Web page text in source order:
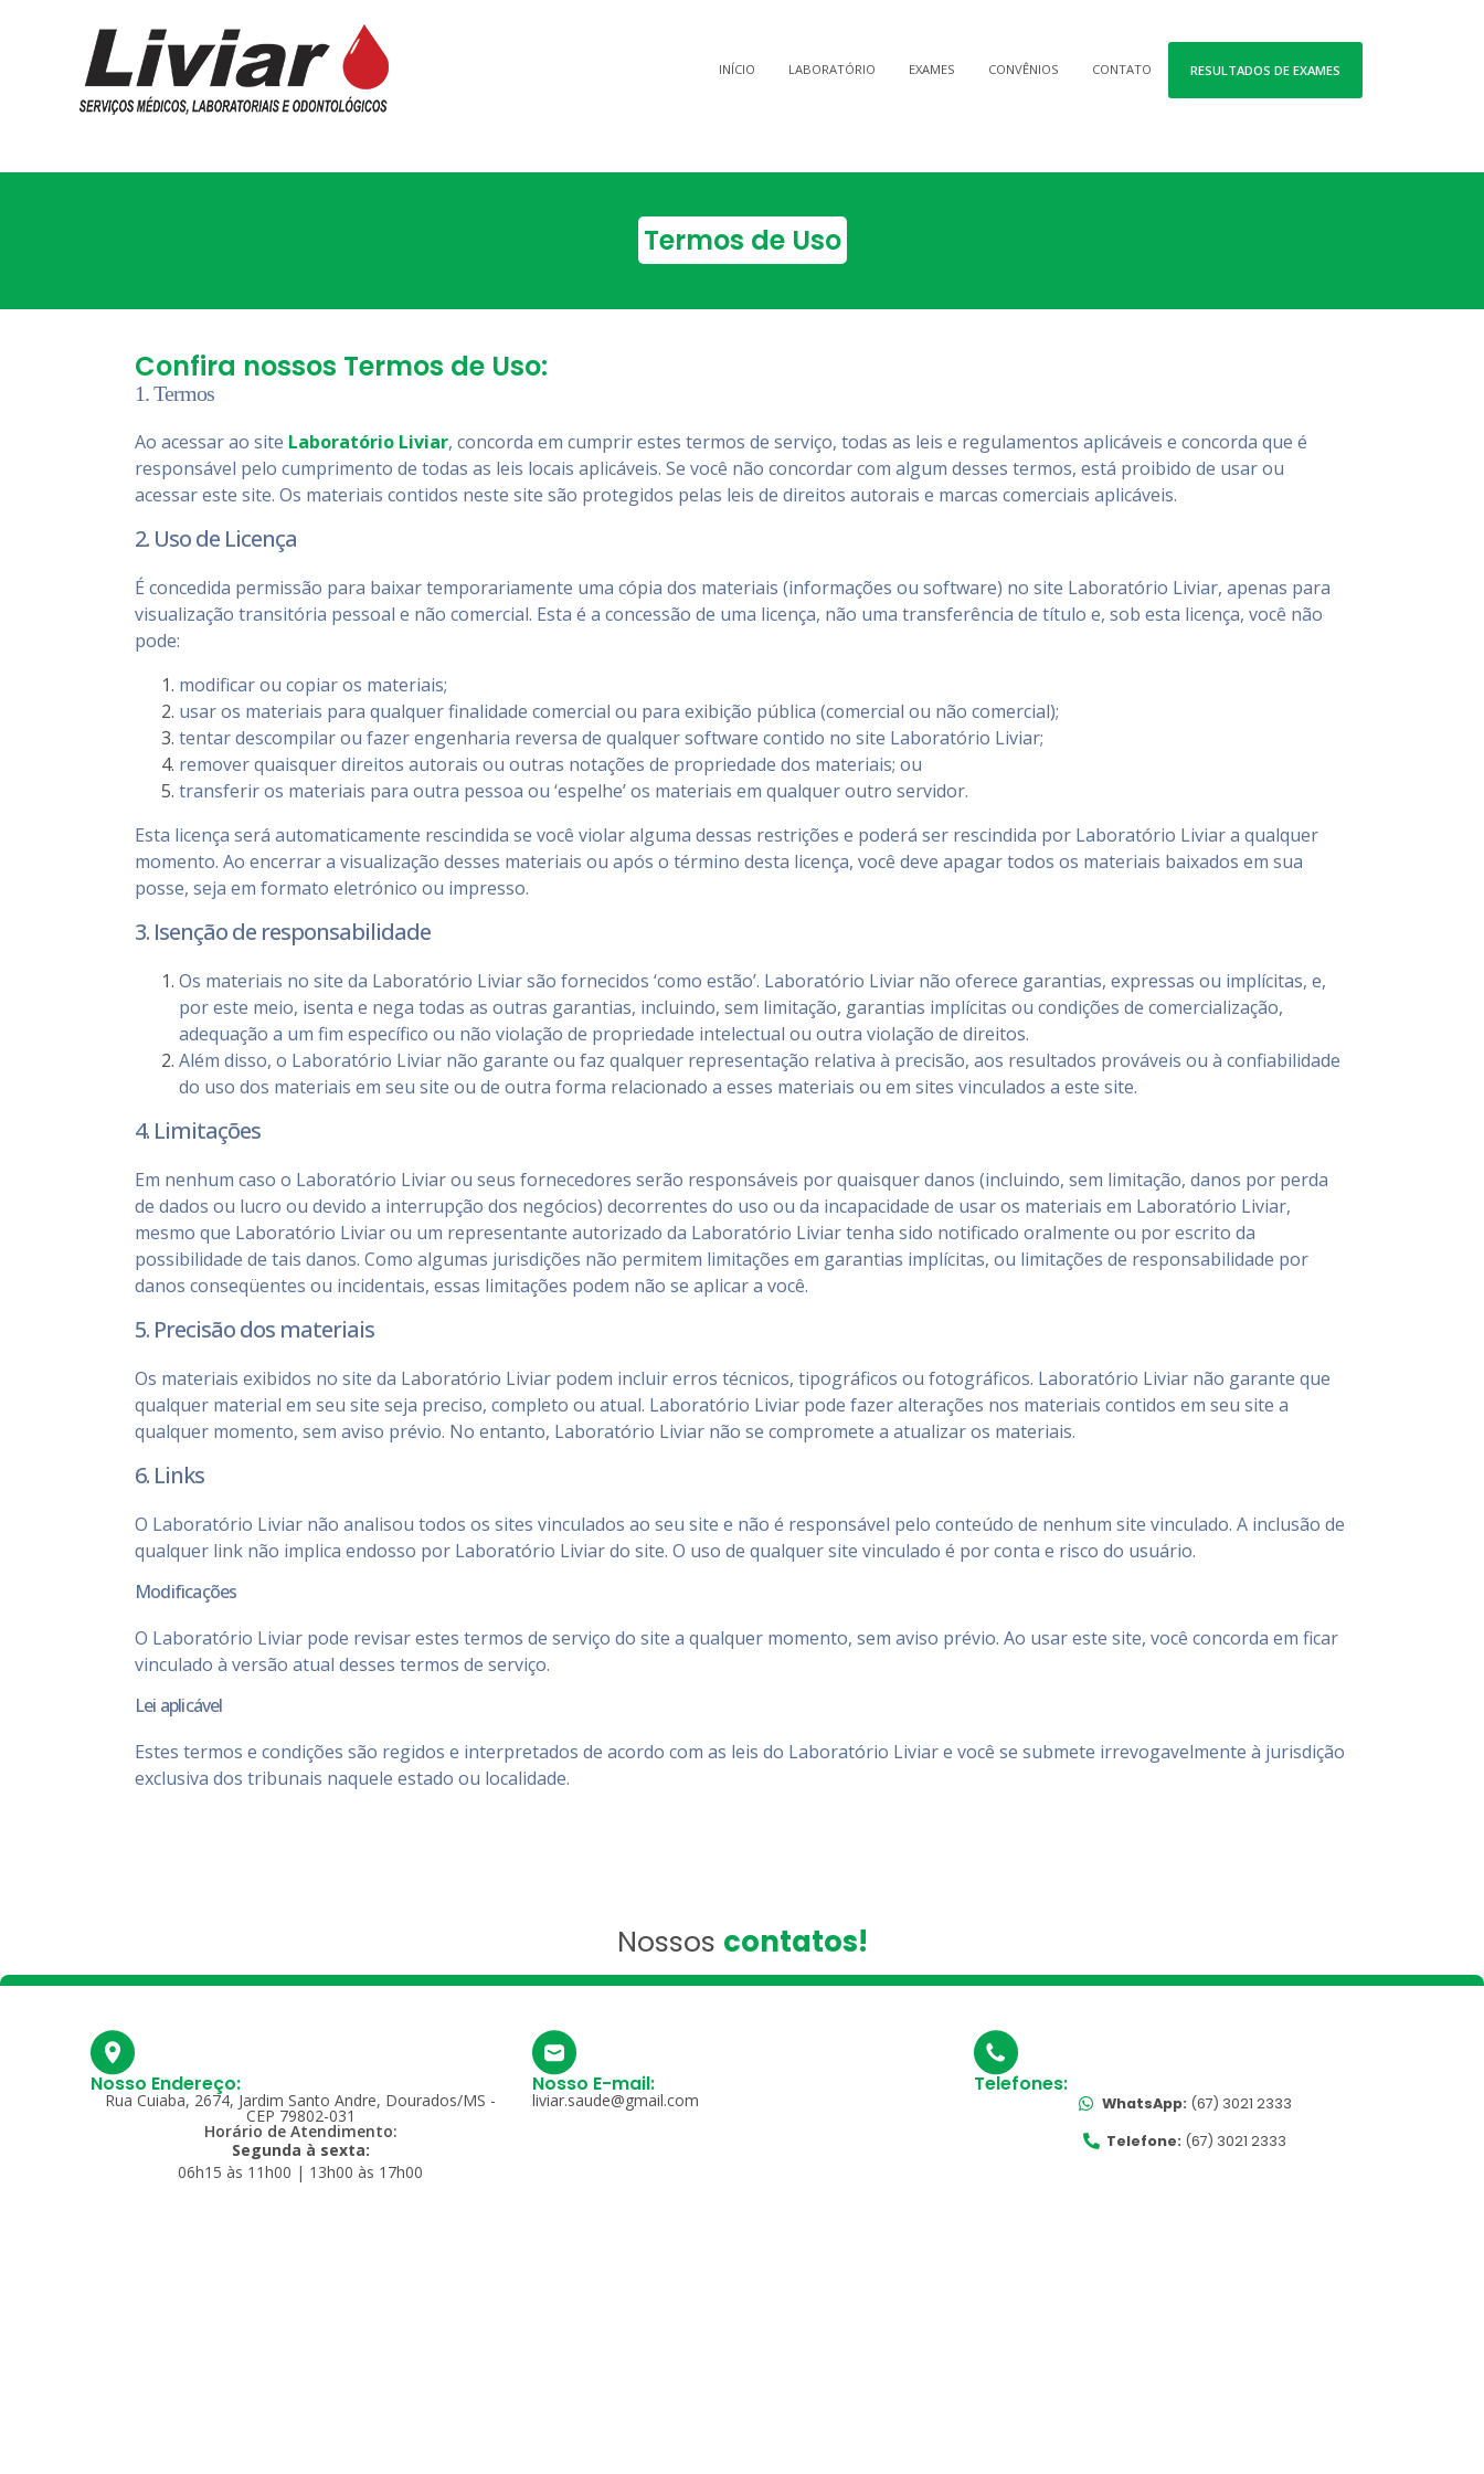
INÍCIO LABORATÓRIO EXAMES CONVÊNIOS CONTATO RESULTADOS DE EXAMES
Termos de Uso
Confira nossos Termos de Uso:
1. Termos
Ao acessar ao site Laboratório Liviar, concorda em cumprir estes termos de serviço, todas as leis e regulamentos aplicáveis ​​e concorda que é
responsável pelo cumprimento de todas as leis locais aplicáveis. Se você não concordar com algum desses termos, está proibido de usar ou
acessar este site. Os materiais contidos neste site são protegidos pelas leis de direitos autorais e marcas comerciais aplicáveis.
2. Uso de Licença
É concedida permissão para baixar temporariamente uma cópia dos materiais (informações ou software) no site Laboratório Liviar, apenas para
visualização transitória pessoal e não comercial. Esta é a concessão de uma licença, não uma transferência de título e, sob esta licença, você não
pode:
modificar ou copiar os materiais;
usar os materiais para qualquer finalidade comercial ou para exibição pública (comercial ou não comercial);
tentar descompilar ou fazer engenharia reversa de qualquer software contido no site Laboratório Liviar;
remover quaisquer direitos autorais ou outras notações de propriedade dos materiais; ou
transferir os materiais para outra pessoa ou ‘espelhe’ os materiais em qualquer outro servidor.
Esta licença será automaticamente rescindida se você violar alguma dessas restrições e poderá ser rescindida por Laboratório Liviar a qualquer
momento. Ao encerrar a visualização desses materiais ou após o término desta licença, você deve apagar todos os materiais baixados em sua
posse, seja em formato eletrónico ou impresso.
3. Isenção de responsabilidade
Os materiais no site da Laboratório Liviar são fornecidos ‘como estão’. Laboratório Liviar não oferece garantias, expressas ou implícitas, e,
por este meio, isenta e nega todas as outras garantias, incluindo, sem limitação, garantias implícitas ou condições de comercialização,
adequação a um fim específico ou não violação de propriedade intelectual ou outra violação de direitos.
Além disso, o Laboratório Liviar não garante ou faz qualquer representação relativa à precisão, aos resultados prováveis ​​ou à confiabilidade
do uso dos materiais em seu site ou de outra forma relacionado a esses materiais ou em sites vinculados a este site.
4. Limitações
Em nenhum caso o Laboratório Liviar ou seus fornecedores serão responsáveis ​​por quaisquer danos (incluindo, sem limitação, danos por perda
de dados ou lucro ou devido a interrupção dos negócios) decorrentes do uso ou da incapacidade de usar os materiais em Laboratório Liviar,
mesmo que Laboratório Liviar ou um representante autorizado da Laboratório Liviar tenha sido notificado oralmente ou por escrito da
possibilidade de tais danos. Como algumas jurisdições não permitem limitações em garantias implícitas, ou limitações de responsabilidade por
danos conseqüentes ou incidentais, essas limitações podem não se aplicar a você.
5. Precisão dos materiais
Os materiais exibidos no site da Laboratório Liviar podem incluir erros técnicos, tipográficos ou fotográficos. Laboratório Liviar não garante que
qualquer material em seu site seja preciso, completo ou atual. Laboratório Liviar pode fazer alterações nos materiais contidos em seu site a
qualquer momento, sem aviso prévio. No entanto, Laboratório Liviar não se compromete a atualizar os materiais.
6. Links
O Laboratório Liviar não analisou todos os sites vinculados ao seu site e não é responsável pelo conteúdo de nenhum site vinculado. A inclusão de
qualquer link não implica endosso por Laboratório Liviar do site. O uso de qualquer site vinculado é por conta e risco do usuário.
Modificações
O Laboratório Liviar pode revisar estes termos de serviço do site a qualquer momento, sem aviso prévio. Ao usar este site, você concorda em ficar
vinculado à versão atual desses termos de serviço.
Lei aplicável
Estes termos e condições são regidos e interpretados de acordo com as leis do Laboratório Liviar e você se submete irrevogavelmente à jurisdição
exclusiva dos tribunais naquele estado ou localidade.
Nossos contatos!
Nosso Endereço:
Rua Cuiaba, 2674, Jardim Santo Andre, Dourados/MS -
CEP 79802-031
Horário de Atendimento:
Segunda à sexta:
06h15 às 11h00 | 13h00 às 17h00
Nosso E-mail:
liviar.saude@gmail.com
Telefones:
WhatsApp: (67) 3021 2333
Telefone: (67) 3021 2333